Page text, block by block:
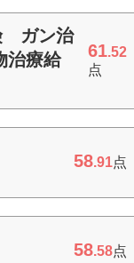
ガン治
治療給
61.52
点
58.91点
58.58点